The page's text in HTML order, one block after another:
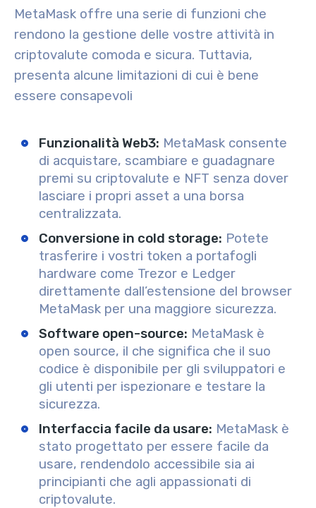
MetaMask offre una serie di funzioni che
rendono la gestione delle vostre attività in
criptovalute comoda e sicura. Tuttavia,
presenta alcune limitazioni di cui è bene
essere consapevoli
Funzionalità Web3: MetaMask consente
di acquistare, scambiare e guadagnare
premi su criptovalute e NFT senza dover
lasciare i propri asset a una borsa
centralizzata.
Conversione in cold storage: Potete
trasferire i vostri token a portafogli
hardware come Trezor e Ledger
direttamente dall’estensione del browser
MetaMask per una maggiore sicurezza.
Software open-source: MetaMask è
open source, il che significa che il suo
codice è disponibile per gli sviluppatori e
gli utenti per ispezionare e testare la
sicurezza.
Interfaccia facile da usare: MetaMask è
stato progettato per essere facile da
usare, rendendolo accessibile sia ai
principianti che agli appassionati di
criptovalute.